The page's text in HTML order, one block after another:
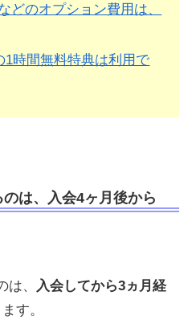
どのオプション費用は、
1時間無料特典は利用で
は、入会4ヶ月後から
、
入会してから3ヵ月経
す。